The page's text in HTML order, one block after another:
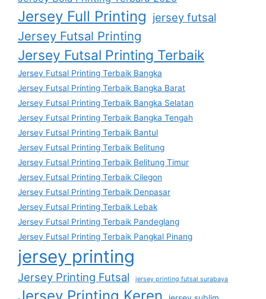
Jersey Full Printing jersey futsal
Jersey Futsal Printing
Jersey Futsal Printing Terbaik
Jersey Futsal Printing Terbaik Bangka
Jersey Futsal Printing Terbaik Bangka Barat
Jersey Futsal Printing Terbaik Bangka Selatan
Jersey Futsal Printing Terbaik Bangka Tengah
Jersey Futsal Printing Terbaik Bantul
Jersey Futsal Printing Terbaik Belitung
Jersey Futsal Printing Terbaik Belitung Timur
Jersey Futsal Printing Terbaik Cilegon
Jersey Futsal Printing Terbaik Denpasar
Jersey Futsal Printing Terbaik Lebak
Jersey Futsal Printing Terbaik Pandeglang
Jersey Futsal Printing Terbaik Pangkal Pinang
jersey printing
Jersey Printing Futsal jersey printing futsal surabaya